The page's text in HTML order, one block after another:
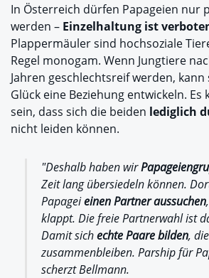
In Österreich dürfen Papageien nur
werden – Einzelhaltung ist
Plappermäuler sind hochsoziale
Regel monogam. Wenn Jungtiere
Jahren geschlechtsreif werden,
Glück eine Beziehung entwickeln. Es
sein, dass sich die beiden lediglich
nicht leiden können.
"Deshalb haben wir
Zeit lang übersiedeln können.
Papageieinen Partner aussuchen
klappt. Die freie Partnerwahl ist
Damit sichechte Paare bilden,
zusammenbleiben. Parship für
scherzt Bellmann.